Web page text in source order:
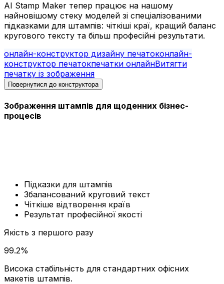
AI Stamp Maker тепер працює на нашому
найновішому стеку моделей зі спеціалізованими
підказками для штампів: чіткіші краї, кращий баланс
кругового тексту та більш професійні результати.
онлайн-конструктор дизайну печатоконлайн-
конструктор печатокпечатки онлайнВитягти
печатку із зображення
Повернутися до конструктора
Зображення штампів для щоденних бізнес-
процесів
Підказки для штампів
Збалансований круговий текст
Чіткіше відтворення країв
Результат професійної якості
Якість з першого разу
99.2%
Висока стабільність для стандартних офісних
макетів штампів.